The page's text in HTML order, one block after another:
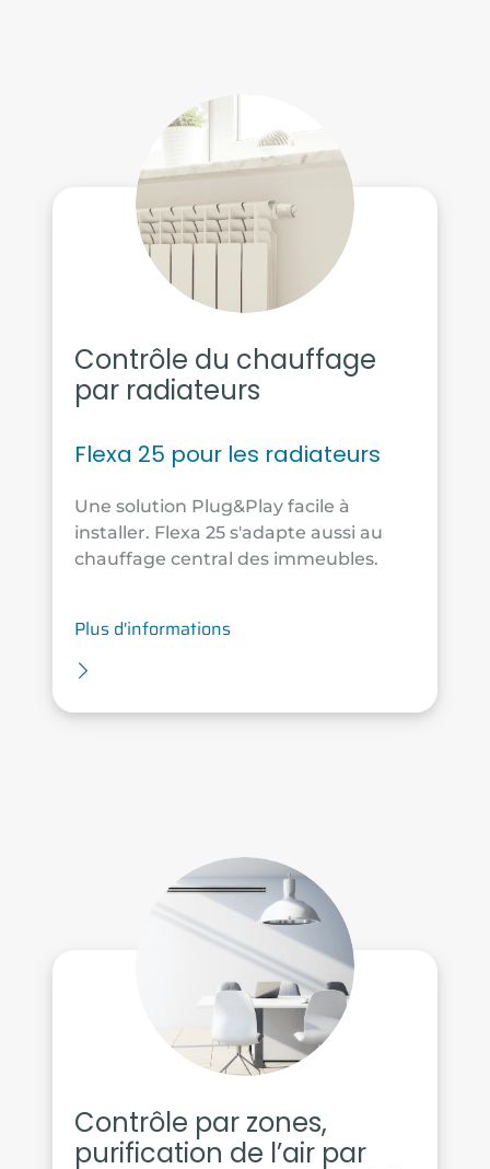
Contrôle du chauffage
par radiateurs
Flexa 25 pour les radiateurs
Une solution Plug&Play facile à
installer. Flexa 25 s'adapte aussi au
chauffage central des immeubles.
Plus d'informations
Contrôle par zones,
purification de l’air par